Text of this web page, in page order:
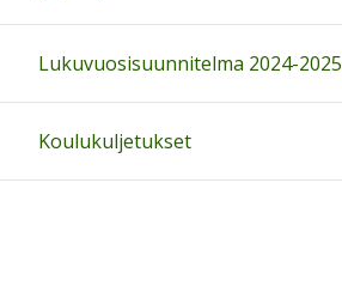
Lukuvuosisuunnitelma 2024-2025
Koulukuljetukset